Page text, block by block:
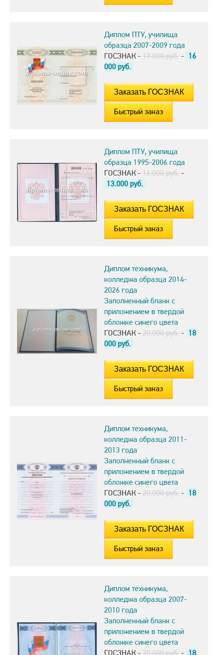
Диплом ПТУ, училища
образца 2007-2009 года
ГОСЗНАК - 17.000 руб. - 16
000 руб.
Быстрый заказ
Диплом ПТУ, училища
образца 1995-2006 года
ГОСЗНАК - 16.000 руб. -
13.000 руб.
Быстрый заказ
Диплом техникума,
колледжа образца 2014-
2026 года
Заполненный бланк с
приложением в твердой
обложке синего цвета
ГОСЗНАК - 20.000 руб. - 18
000 руб.
Быстрый заказ
Диплом техникума,
колледжа образца 2011-
2013 года
Заполненный бланк с
приложением в твердой
обложке синего цвета
ГОСЗНАК - 20.000 руб. - 18
000 руб.
Быстрый заказ
Диплом техникума,
колледжа образца 2007-
2010 года
Заполненный бланк с
приложением в твердой
обложке синего цвета
ГОСЗНАК - 20.000 руб. - 18